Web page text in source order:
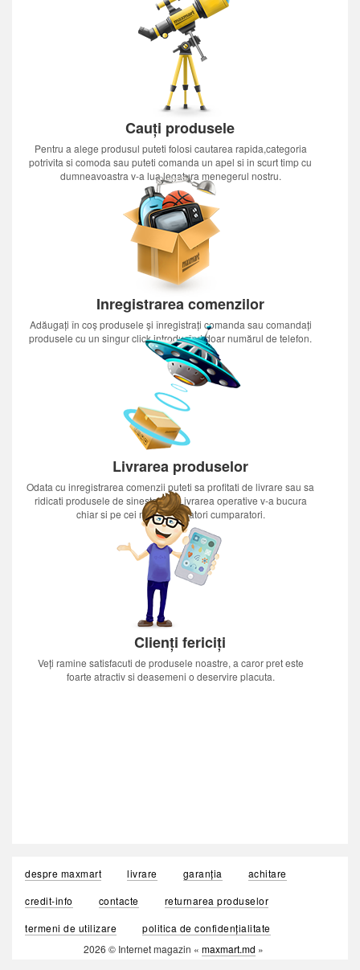
Cauți produsele
Pentru a alege produsul puteti folosi cautarea rapida,categoria
potrivita si comoda sau puteti comanda un apel si in scurt timp cu
dumneavoastra v-a lua legatura menegerul nostru.
Inregistrarea comenzilor
Adăugați în coș produsele și înregistrați comanda sau comandați
produsele cu un singur click introducînd doar numărul de telefon.
Livrarea produselor
Odata cu inregistrarea comenzii puteti sa profitati de livrare sau sa
ridicati produsele de sinestatator.Livrarea operative v-a bucura
chiar si pe cei mai nerabdatori cumparatori.
Clienți fericiți
Veți ramine satisfacuti de produsele noastre, a caror pret este
foarte atractiv si deasemeni o deservire placuta.
despre maxmart livrare garanția
achitare
credit-info
contacte
returnarea produselor
termeni de utilizare
politica de confidențialitate
2026 © Internet magazin « maxmart.md »